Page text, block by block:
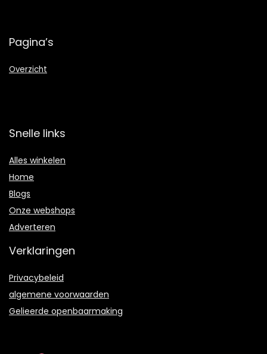
Pagina’s
Overzicht
Snelle links
Alles winkelen
Home
Blogs
Onze webshops
Adverteren
Verklaringen
Privacybeleid
algemene voorwaarden
Gelieerde openbaarmaking